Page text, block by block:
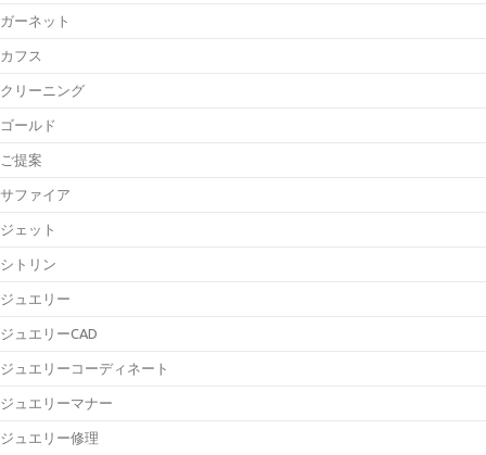
ガーネット
カフス
クリーニング
ゴールド
ご提案
サファイア
ジェット
シトリン
ジュエリー
ジュエリーCAD
ジュエリーコーディネート
ジュエリーマナー
ジュエリー修理